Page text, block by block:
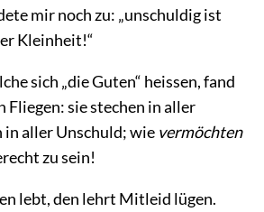
mir noch zu: „unschuldig ist
Kleinheit!“
sich „die Guten“ heissen, fand
Fliegen: sie stechen in aller
in aller Unschuld; wie vermöchten
zu sein!
lebt, den lehrt Mitleid lügen.